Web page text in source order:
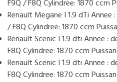
F9Q / F8Q Cylindree: 1870 ccm
Renault Megane I 1.9 dTi Annee
/ F8Q Cylindree: 1870 ccm
Renault Scenic I 1.9 dti Annee :
F8Q Cylindree: 1870 ccm
Renault Scenic I 1.9 dti Annee :
F8Q Cylindree: 1870 ccm